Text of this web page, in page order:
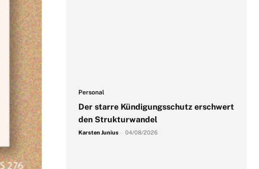
Personal
Der starre Kündigungsschutz erschwert
den Strukturwandel
Karsten Junius 04/08/2026